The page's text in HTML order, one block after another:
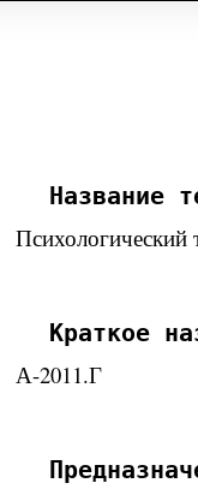
Название
Краткое
А-2011.Г